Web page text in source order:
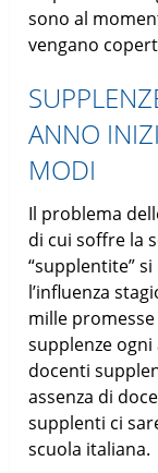
sono al
vengano
ANNO
MODI
Il problema
di cui soffre la
“supplentite”
l’influenza
mille
supplenze
docenti
assenza di
supplenti ci
scuola italiana.